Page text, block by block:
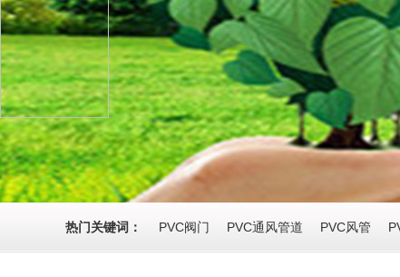
热门关键词： PVC阀门 PVC通风管道 PVC风管